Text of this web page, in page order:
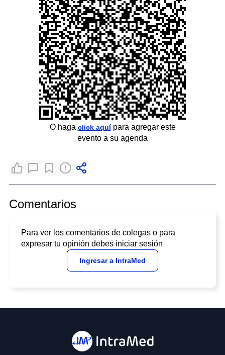
O haga click aquípara agregar este
evento a su agenda
Comentarios
Para ver los comentarios de colegas o para
expresar tu opinión debes iniciar sesión
Ingresar a IntraMed